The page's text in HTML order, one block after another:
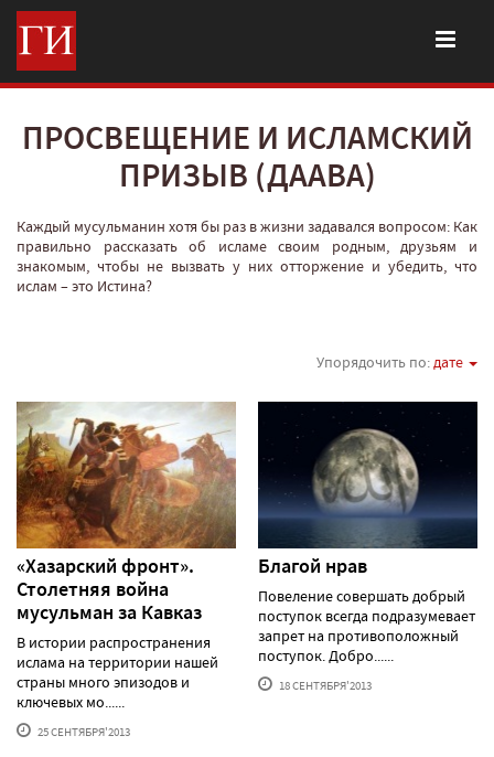
ПРОСВЕЩЕНИЕ И ИСЛАМСКИЙ
ПРИЗЫВ (ДААВА)
Каждый мусульманин хотя бы раз в жизни задавался вопросом: Как
правильно рассказать об исламе своим родным, друзьям и
знакомым, чтобы не вызвать у них отторжение и убедить, что
ислам – это Истина?
Упорядочить по:дате
«Хазарский фронт».
Столетняя война
мусульман за Кавказ
В истории распространения
ислама на территории нашей
страны много эпизодов и
ключевых мо......
25 СЕНТЯБРЯ'2013
Благой нрав
Повеление совершать добрый
поступок всегда подразумевает
запрет на противоположный
поступок. Добро......
18 СЕНТЯБРЯ'2013